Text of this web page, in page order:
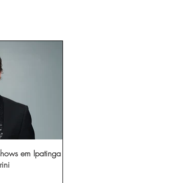
em Ipatinga